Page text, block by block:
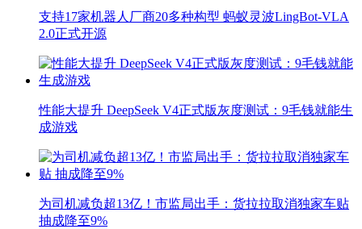
支持17家机器人厂商20多种构型 蚂蚁灵波LingBot-VLA
2.0正式开源
性能大提升 DeepSeek V4正式版灰度测试：9毛钱就能生
成游戏
为司机减负超13亿！市监局出手：货拉拉取消独家车贴
抽成降至9%